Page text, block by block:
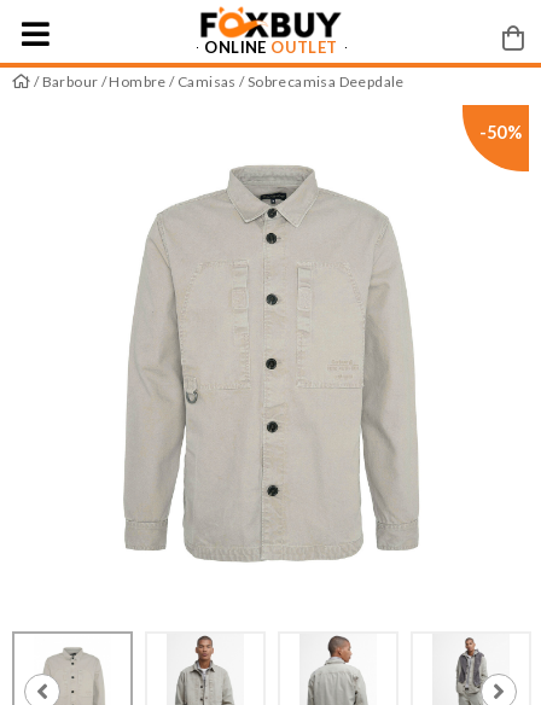
ONLINE OUTLET
/ Barbour /Hombre / Camisas / Sobrecamisa Deepdale
-50%